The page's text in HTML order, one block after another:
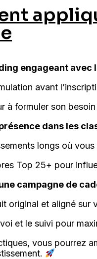
engageant avec
avant
à formuler son
dans les
longs où
Top 25+ pour
campagne de
original et aligné sur
et le suivi pour
vous pourrez